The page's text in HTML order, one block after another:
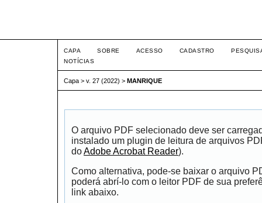
CAPA SOBRE ACESSO CADASTRO
NOTÍCIAS
Capa > v. 27 (2022) > MANRIQUE
O arquivo PDF selecionado deve ser
instalado um plugin de leitura de arquivos
doAdobe Acrobat Reader).
Como alternativa, pode-se baixar o arquivo
poderá abrí-lo com o leitor PDF de sua
link abaixo.